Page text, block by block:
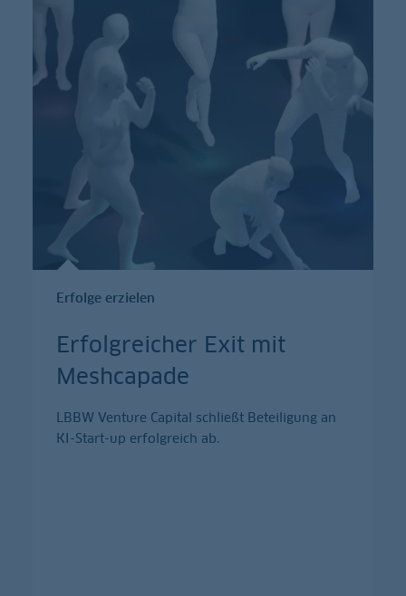
Erfolge erzielen
Erfolgreicher Exit mit
Meshcapade
LBBW Venture Capital schließt Beteiligung an
KI-Start-up erfolgreich ab.